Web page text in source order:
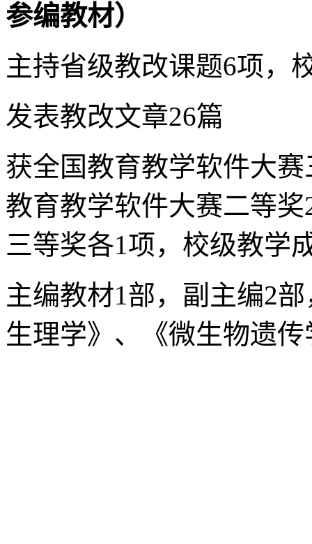
参编教材）
主持省级教改课题6项，
发表教改文章26篇
获全国教育教学软件大
教育教学软件大赛二等
三等奖各1项，校级教学
主编教材1部，副主编2
生理学》、《微生物遗